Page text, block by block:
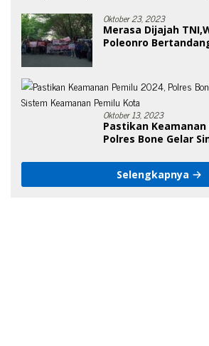
Oktober 23, 2023
Merasa Dijajah
Poleonro
Oktober 13, 2023
Pastikan Keamanan
Polres Bone Gelar
Selengkapnya